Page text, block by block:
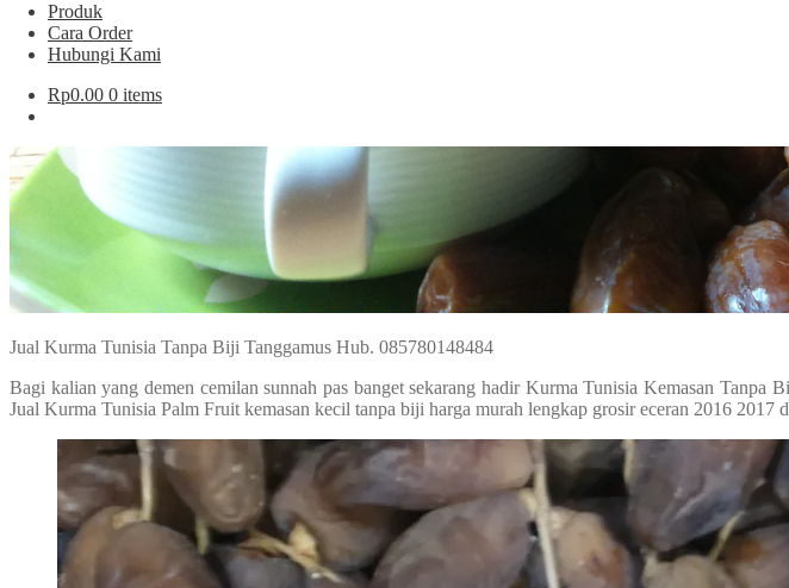
Produk
Cara Order
Hubungi Kami
Rp0.00 0 items
Jual Kurma Tunisia Tanpa Biji Tanggamus Hub. 085780148484
Bagi kalian yang demen cemilan sunnah pas banget sekarang hadir Kurma Tunisia Kemasan
Jual Kurma Tunisia Palm Fruit kemasan kecil tanpa biji harga murah lengkap grosir eceran 2016